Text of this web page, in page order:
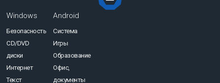
Windows
Безопасность
CD/DVD
диски
Интернет
Текст
Android
Система
Игры
Образование
Офис,
документы